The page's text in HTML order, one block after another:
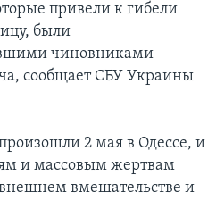
привели к гибели
были
чиновниками
сообщает СБУ Украины
2 мая в Одессе, и
и массовым жертвам
вмешательстве и